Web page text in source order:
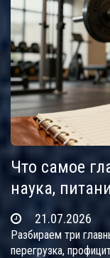
Что самое
наука,
21.07.2026
Разбираем три
перегрузка,